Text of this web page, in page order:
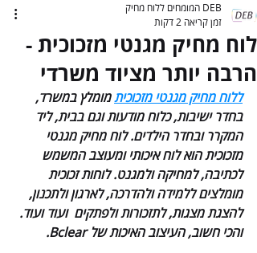
לוח מחיק מגנטי מזכוכית -
הרבה יותר מציוד משרדי
DEB המומחים ללוח מחיק
זמן קריאה 2 דקות
ללוח מחיק מגנטי מזכוכית מומלץ במשרד,
בחדר ישיבות, כלוח מודעות וגם בבית, ליד
המקרר ובחדר הילדים. לוח מחיק מגנטי
מזכוכית הוא לוח איכותי ומעוצב המשמש
לכתיבה, למחיקה ולמגנט. לוחות זכוכית
מומלצים ללמידה ולהדרכה, לארגון ולתכנון,
להצגת מצגות, לתזכורות ולפתקים  ועוד ועוד.
והכי חשוב, העיצוב האיכות של Bclear.